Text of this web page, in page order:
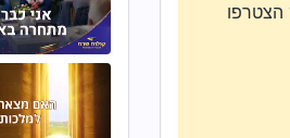
הצטרפו